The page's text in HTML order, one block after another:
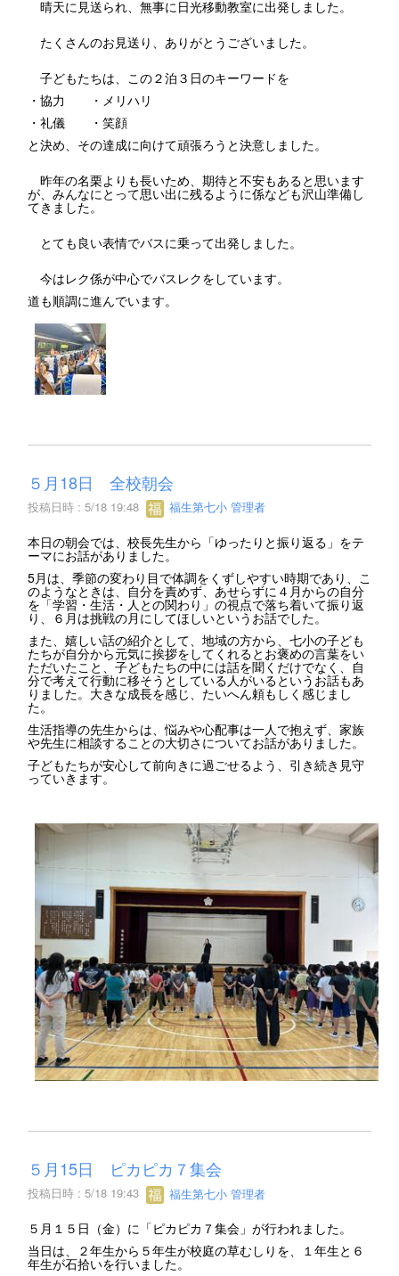
晴天に見送られ、無事に日光移動教室に出発しました。
たくさんのお見送り、ありがとうございました。
子どもたちは、この２泊３日のキーワードを
・協力 ・メリハリ
・礼儀 ・笑顔
と決め、その達成に向けて頑張ろうと決意しました。
昨年の名栗よりも長いため、期待と不安もあると思います
が、みんなにとって思い出に残るように係なども沢山準備し
てきました。
とても良い表情でバスに乗って出発しました。
今はレク係が中心でバスレクをしています。
道も順調に進んでいます。
５月18日 全校朝会
投稿日時 : 5/18 19:48 福生第七小 管理者
本日の朝会では、校長先生から「ゆったりと振り返る」をテ
ーマにお話がありました。
5月は、季節の変わり目で体調をくずしやすい時期であり、こ
のようなときは、自分を責めず、あせらずに４月からの自分
を「学習・生活・人との関わり」の視点で落ち着いて振り返
り、６月は挑戦の月にしてほしいというお話でした。
また、嬉しい話の紹介として、地域の方から、七小の子ども
たちが自分から元気に挨拶をしてくれるとお褒めの言葉をい
ただいたこと、子どもたちの中には話を聞くだけでなく、自
分で考えて行動に移そうとしている人がいるというお話もあ
りました。大きな成長を感じ、たいへん頼もしく感じまし
た。
生活指導の先生からは、悩みや心配事は一人で抱えず、家族
や先生に相談することの大切さについてお話がありました。
子どもたちが安心して前向きに過ごせるよう、引き続き見守
っていきます。
５月15日 ピカピカ７集会
投稿日時 : 5/18 19:43 福生第七小 管理者
５月１５日（金）に「ピカピカ７集会」が行われました。
当日は、２年生から５年生が校庭の草むしりを、１年生と６
年生が石拾いを行いました。